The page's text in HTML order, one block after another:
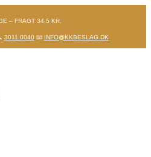
– FRAGT 34,5 KR.
3011 0040📧 INFO@KKBESLAG.DK